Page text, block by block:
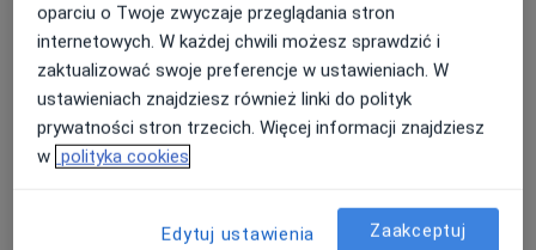
Od 300 zł Szczegóły Umów wizytę
Badanie moczu
Szczegóły
oparciu o Twoje zwyczaje przeglądania stron
internetowych. W każdej chwili możesz sprawdzić i
zaktualizować swoje preferencje w ustawieniach. W
ustawieniach znajdziesz również linki do polityk
prywatności stron trzecich. Więcej informacji znajdziesz
w polityka cookies
Edytuj ustawienia Zaakceptuj